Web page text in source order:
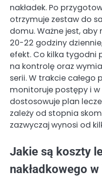
nakładek. Po
otrzymuje zestaw do
domu. Ważne jest, aby
20-22 godziny
efekt. Co kilka
na kontrolę oraz
serii. W trakcie
monitoruje postępy i
dostosowuje plan
zależy od stopnia
zazwyczaj wynosi od
Jakie są koszty
nakładkowego